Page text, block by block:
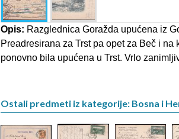
Opis: Razglednica Goražda upućena iz
Preadresirana za Trst pa opet za Beč i
ponovno bila upućena u Trst. Vrlo
Ostali predmeti iz kategorije: Bosna i